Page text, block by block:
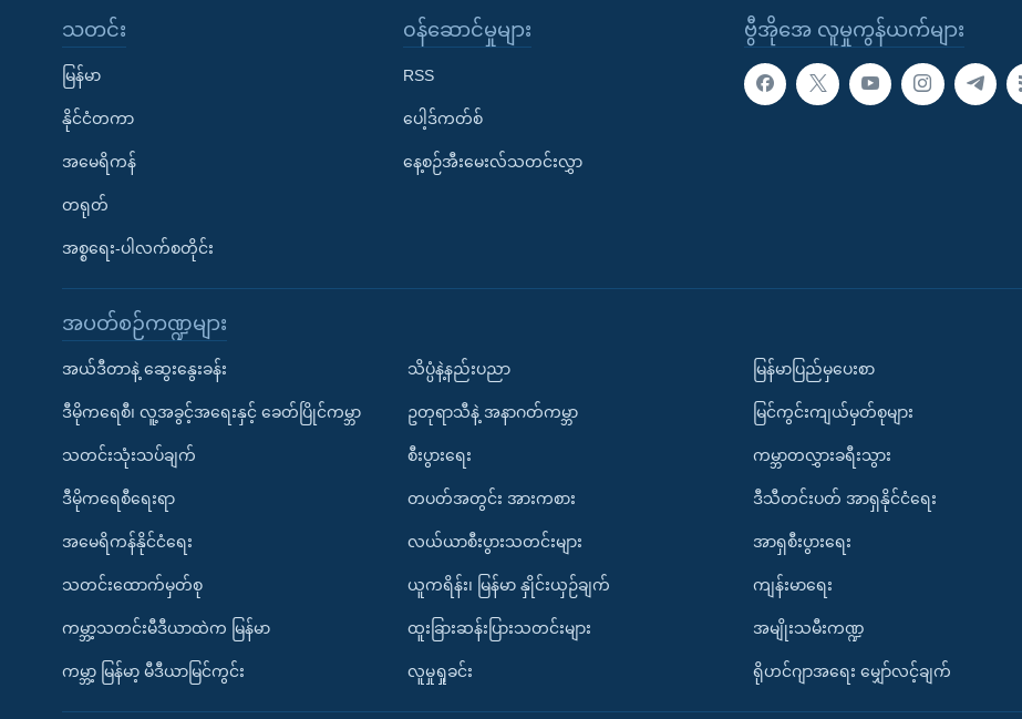
ဗွီအိုအေ လူမှုကွန်ယက်များ
သတင်း
မြန်မာ
နိုင်ငံတကာ
အမေရိကန်
တရုတ်
အစ္စရေး-ပါလက်စတိုင်း
၀န်ဆောင်မှုများ
RSS
ပေါ့ဒ်ကတ်စ်
နေ့စဉ်အီးမေးလ်သတင်းလွှာ
အပတ်စဉ်ကဏ္ဍများ
အယ်ဒီတာနဲ့ ဆွေးနွေးခန်း
ဒီမိုကရေစီ၊ လူ့အခွင့်အရေးနှင့် ခေတ်ပြိုင်ကမ္ဘာ
သတင်းသုံးသပ်ချက်
ဒီမိုကရေစီရေးရာ
အမေရိကန်နိုင်ငံရေး
သတင်းထောက်မှတ်စု
ကမ္ဘာ့သတင်းမီဒီယာထဲက မြန်မာ
ကမ္ဘာ့ မြန်မာ့ မီဒီယာမြင်ကွင်း
သိပ္ပံနဲ့နည်းပညာ
ဥတုရာသီနဲ့ အနာဂတ်ကမ္ဘာ
စီးပွားရေး
တပတ်အတွင်း အားကစား
လယ်ယာစီးပွားသတင်းများ
ယူကရိန်း၊ မြန်မာ နှိုင်းယှဉ်ချက်
ထူးခြားဆန်းပြားသတင်းများ
လူမှုရှုခင်း
မြန်မာပြည်မှပေးစာ
မြင်ကွင်းကျယ်မှတ်စုများ
ကမ္ဘာတလွှားခရီးသွား
ဒီသီတင်းပတ် အာရှနိုင်ငံရေး
အာရှစီးပွားရေး
ကျန်းမာရေး
အမျိုးသမီးကဏ္ဍ
ရိုဟင်ဂျာအရေး မျှော်လင့်ချက်